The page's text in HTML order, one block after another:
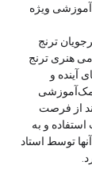
ویژه
ترنج
هنری ترنج
حضوری برای دوره‌های آینده و
از فرصت
استفاده و به
توسط استاد